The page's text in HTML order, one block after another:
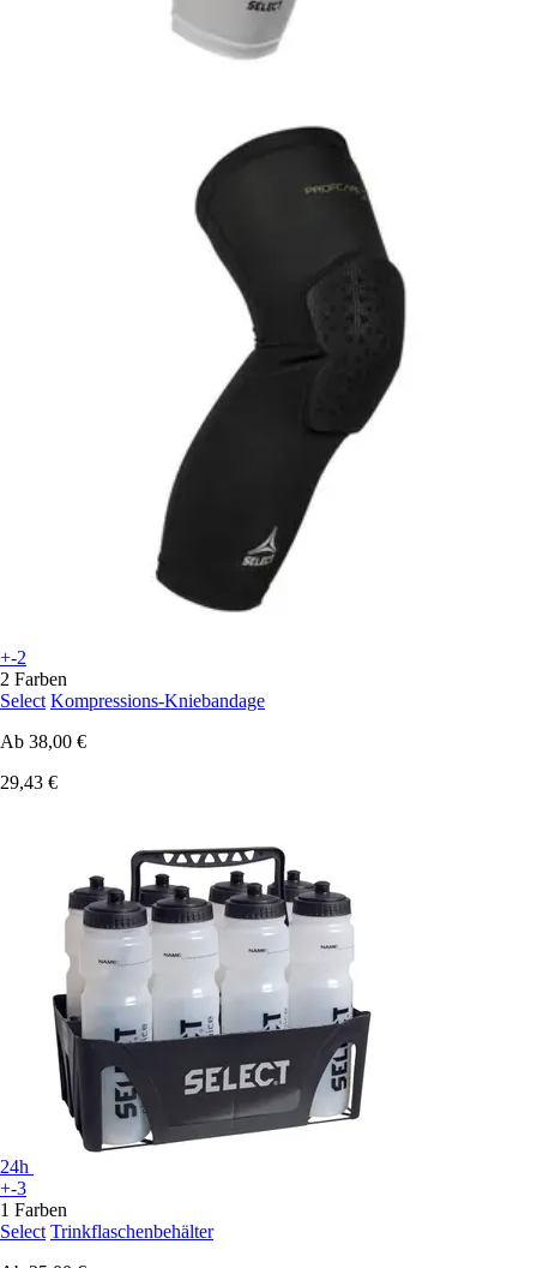
+-2
2 Farben
Select Kompressions-Kniebandage
Ab 38,00 €
29,43 €
24h
+-3
1 Farben
Select Trinkflaschenbehälter